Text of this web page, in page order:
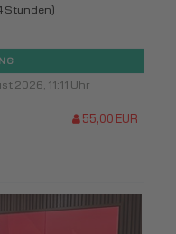
Stunden)
2026, 11:11 Uhr
55,00 EUR